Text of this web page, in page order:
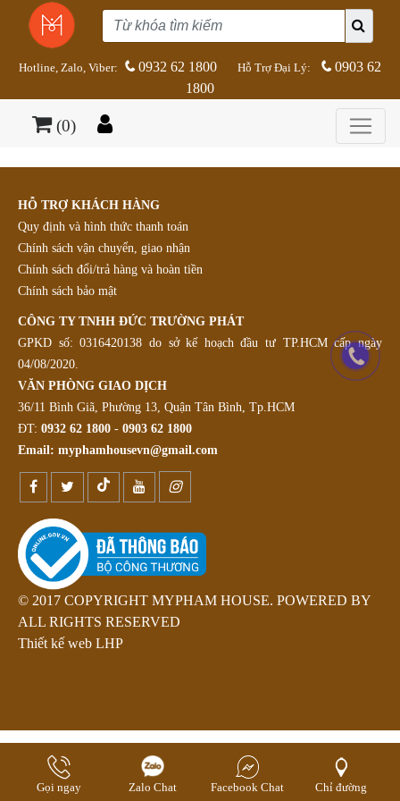
Hotline, Zalo, Viber: 0932 62 1800 Hỗ Trợ Đại Lý:
0903 62
1800
(0)
HỖ TRỢ KHÁCH HÀNG
Quy định và hình thức thanh toán
Chính sách vận chuyển, giao nhận
Chính sách đổi/trả hàng và hoàn tiền
Chính sách bảo mật
CÔNG TY TNHH ĐỨC TRƯỜNG PHÁT
GPKD số: 0316420138 do sở kế hoạch đầu tư TP.HCM cấp ngày
04/08/2020.
VĂN PHÒNG GIAO DỊCH
36/11 Bình Giã, Phường 13, Quận Tân Bình, Tp.HCM
ĐT: 0932 62 1800 - 0903 62 1800
Email: myphamhousevn@gmail.com
© 2017 COPYRIGHT MYPHAM HOUSE. POWERED BY
ALL RIGHTS RESERVED
Thiết kế web LHP
Gọi ngay Zalo Chat Facebook Chat Chỉ đường